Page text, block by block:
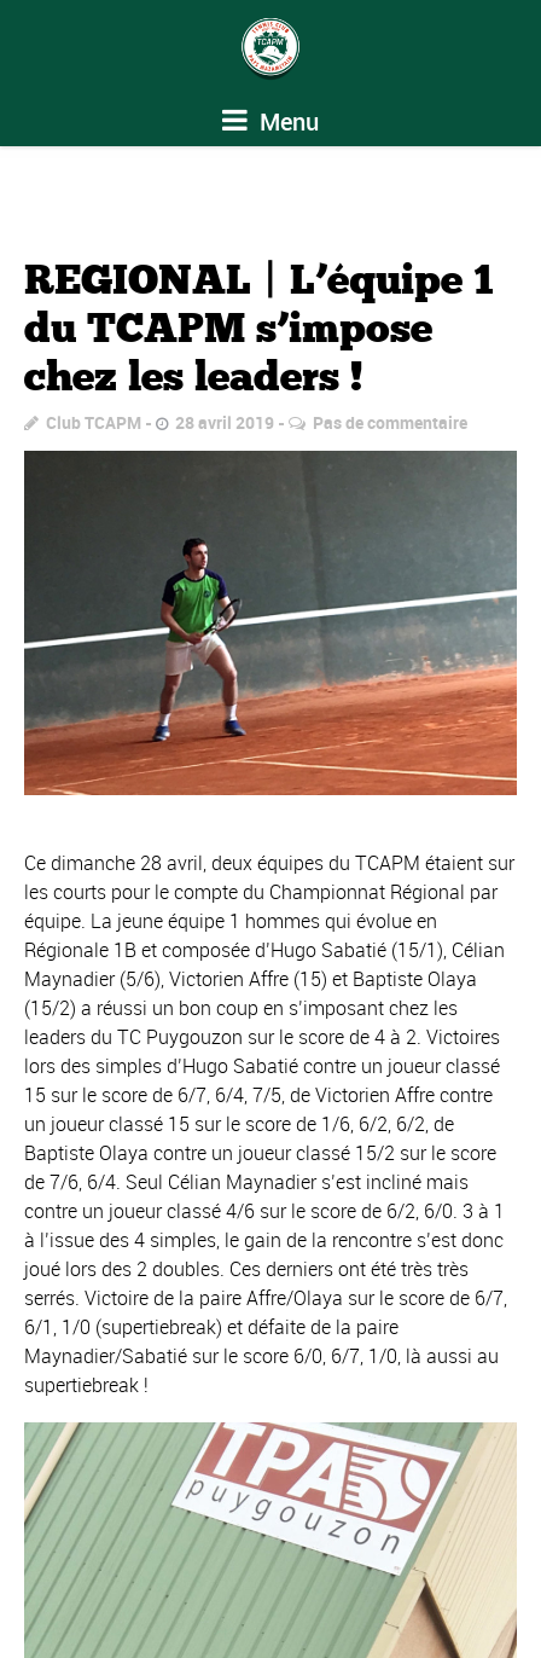
Menu
REGIONAL | L’équipe 1
du TCAPM s’impose
chez les leaders !
Club TCAPM 28 avril 2019 Pas de commentaire
Ce dimanche 28 avril, deux équipes du TCAPM étaient sur
les courts pour le compte du Championnat Régional par
équipe. La jeune équipe 1 hommes qui évolue en
Régionale 1B et composée d’Hugo Sabatié (15/1), Célian
Maynadier (5/6), Victorien Affre (15) et Baptiste Olaya
(15/2) a réussi un bon coup en s’imposant chez les
leaders du TC Puygouzon sur le score de 4 à 2. Victoires
lors des simples d’Hugo Sabatié contre un joueur classé
15 sur le score de 6/7, 6/4, 7/5, de Victorien Affre contre
un joueur classé 15 sur le score de 1/6, 6/2, 6/2, de
Baptiste Olaya contre un joueur classé 15/2 sur le score
de 7/6, 6/4. Seul Célian Maynadier s’est incliné mais
contre un joueur classé 4/6 sur le score de 6/2, 6/0. 3 à 1
à l’issue des 4 simples, le gain de la rencontre s’est donc
joué lors des 2 doubles. Ces derniers ont été très très
serrés. Victoire de la paire Affre/Olaya sur le score de 6/7,
6/1, 1/0 (supertiebreak) et défaite de la paire
Maynadier/Sabatié sur le score 6/0, 6/7, 1/0, là aussi au
supertiebreak !